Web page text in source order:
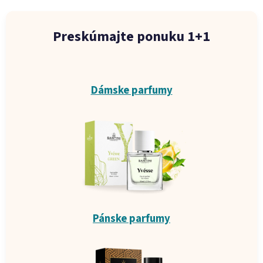
Preskúmajte ponuku 1+1
Dámske parfumy
Pánske parfumy